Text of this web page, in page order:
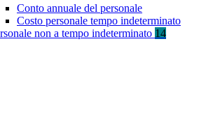
Conto annuale del personale
Costo personale tempo indeterminato
non a tempo indeterminato 14